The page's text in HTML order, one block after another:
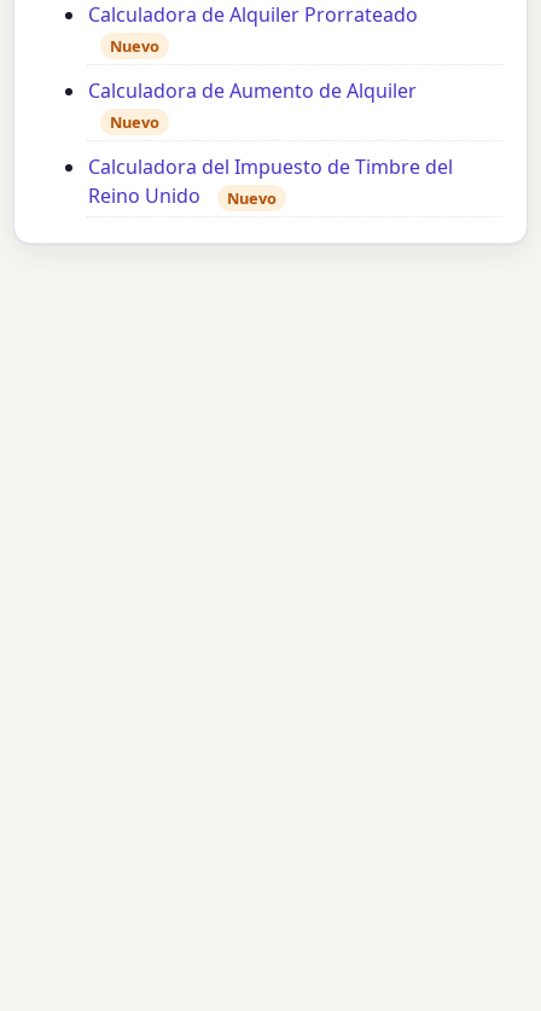
Calculadora de Alquiler Prorrateado
Nuevo
Calculadora de Aumento de Alquiler
Nuevo
Calculadora del Impuesto de Timbre del
Reino Unido
Nuevo